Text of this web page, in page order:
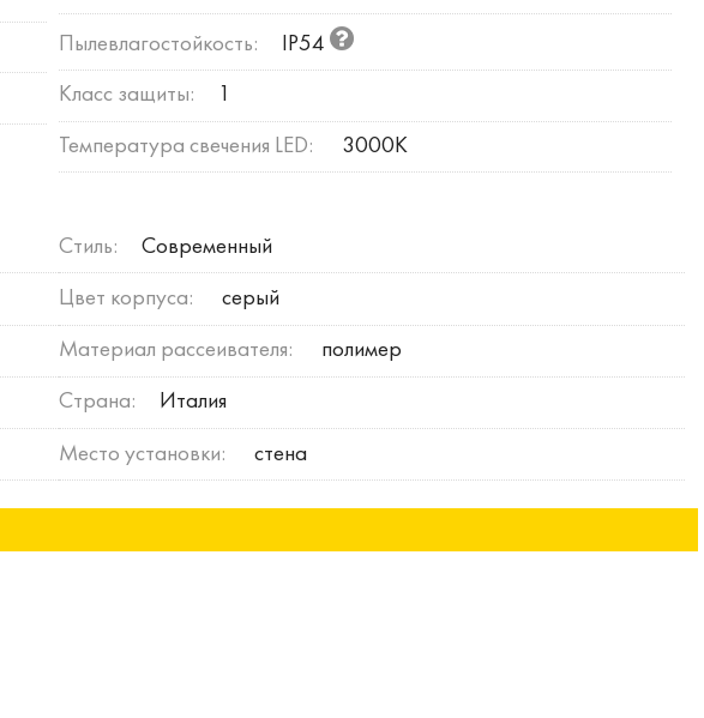
Пылевлагостойкость: IP54
Класс защиты:
Температура свечения LED: 3000К
Стиль: Современный
Цвет корпуса: серый
Материал рассеивателя: полимер
Страна: Италия
Место установки: стена